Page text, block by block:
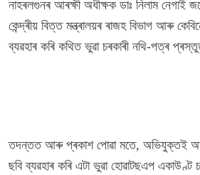
নাহৰলগুনৰ আৰক্ষী অধীক্ষক ডাঃ নিলাম নেগাই
কেন্দ্ৰীয় বিত্ত মন্ত্ৰালয়ৰ ৰাজহ বিভাগ আৰু
ব্যৱহাৰ কৰি কথিত ভুৱা চৰকাৰী নথি-পত্ৰ
তদন্তত আৰু প্ৰকাশ পোৱা মতে, অভিযুক্তই
ছবি ব্যৱহাৰ কৰি এটা ভুৱা হোৱাটছএপ